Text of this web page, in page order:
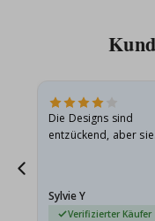
Die Designs sind
entzückend, aber sie
sie…
Sylvie Y
Verifizierter Käufer